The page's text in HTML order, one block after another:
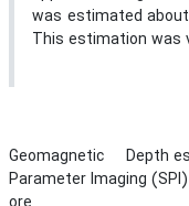
was estimated
This estimation was
Geomagnetic Depth
Parameter Imaging (SPI)